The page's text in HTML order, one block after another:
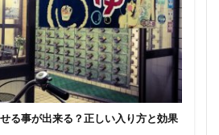
る事が出来る？正しい入り方と効果